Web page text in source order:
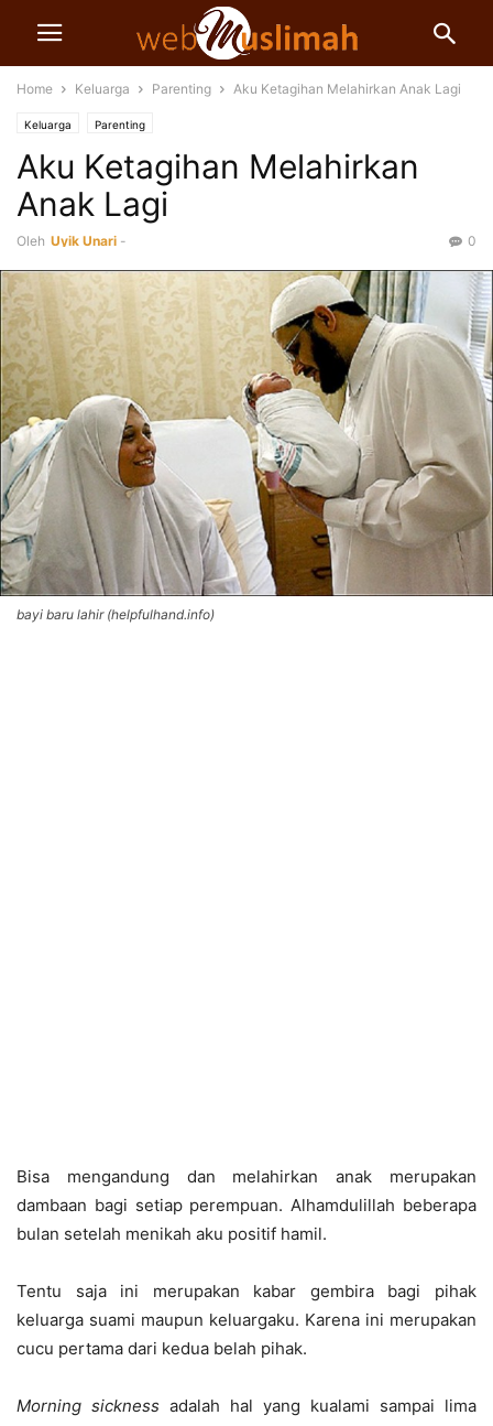
Home Keluarga Parenting Aku Ketagihan Melahirkan Anak Lagi
Keluarga Parenting
Aku Ketagihan Melahirkan
Anak Lagi
Oleh Uyik Unari - 0
bayi baru lahir (helpfulhand.info)
Bisa mengandung dan melahirkan anak merupakan
dambaan bagi setiap perempuan. Alhamdulillah beberapa
bulan setelah menikah aku positif hamil.
Tentu saja ini merupakan kabar gembira bagi pihak
keluarga suami maupun keluargaku. Karena ini merupakan
cucu pertama dari kedua belah pihak.
Morning sickness adalah hal yang kualami sampai lima